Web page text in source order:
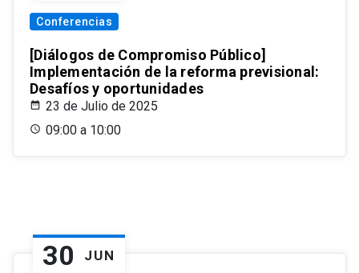
Conferencias
[Diálogos de Compromiso Público]
Implementación de la reforma previsional:
Desafíos y oportunidades
23 de Julio de 2025
09:00 a 10:00
30 JUN